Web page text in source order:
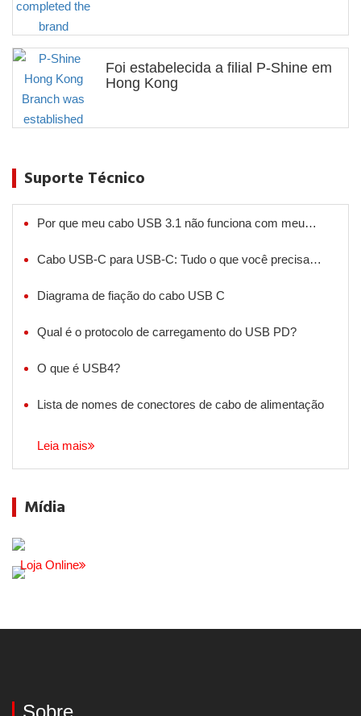
Foi estabelecida a filial P-Shine em
Hong Kong
Suporte Técnico
Por que meu cabo USB 3.1 não funciona com meu
dispositivo?
Cabo USB-C para USB-C: Tudo o que você precisa
saber
Diagrama de fiação do cabo USB C
Qual é o protocolo de carregamento do USB PD?
O que é USB4?
Lista de nomes de conectores de cabo de alimentação
Leia mais
Mídia
Loja Online